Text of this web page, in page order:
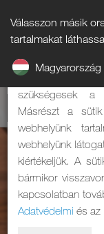
Válasszon másik
tartalmakat
Magyarország
Tájékoztató a
A weboldalunk
szükségesek a
Másrészt a
webhelyünk
webhelyünk
kiértékeljük. A
bármikor
kapcsolatban
Adatvédelmi és az